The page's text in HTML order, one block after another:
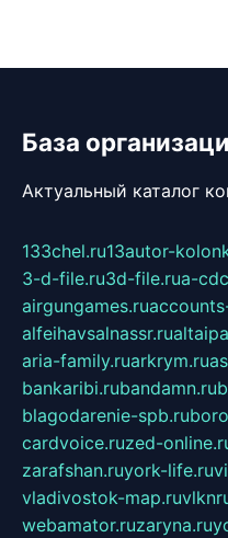
База
Актуальный каталог
133chel.ru13autor-
3-d-file.ru3d-file.rua-
airgungames.ru
alfeihavsalnassr.ru
aria-family.ruarkrym.ru
bankaribi.rubandamn.ru
blagodarenie-spb.ru
cardvoice.ruzed-
zarafshan.ruyork-life.ru
vladivostok-map.ru
webamator.ruzaryna.ru